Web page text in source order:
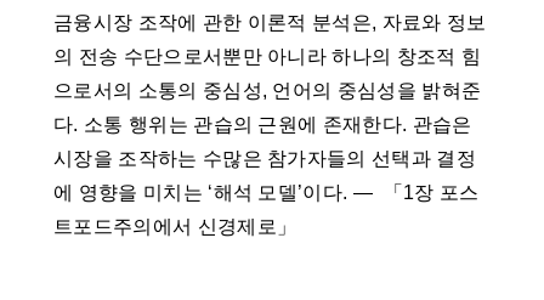
금융시장 조작에 관한 이론적 분석은, 자료와 정보
의 전송 수단으로서뿐만 아니라 하나의 창조적 힘
으로서의 소통의 중심성, 언어의 중심성을 밝혀준
다. 소통 행위는 관습의 근원에 존재한다. 관습은
시장을 조작하는 수많은 참가자들의 선택과 결정
에 영향을 미치는 ‘해석 모델’이다. ― 「1장 포스
트포드주의에서 신경제로」